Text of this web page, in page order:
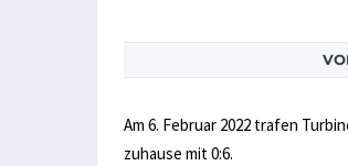
Am 6. Februar 2022 trafen
zuhause mit 0:6.